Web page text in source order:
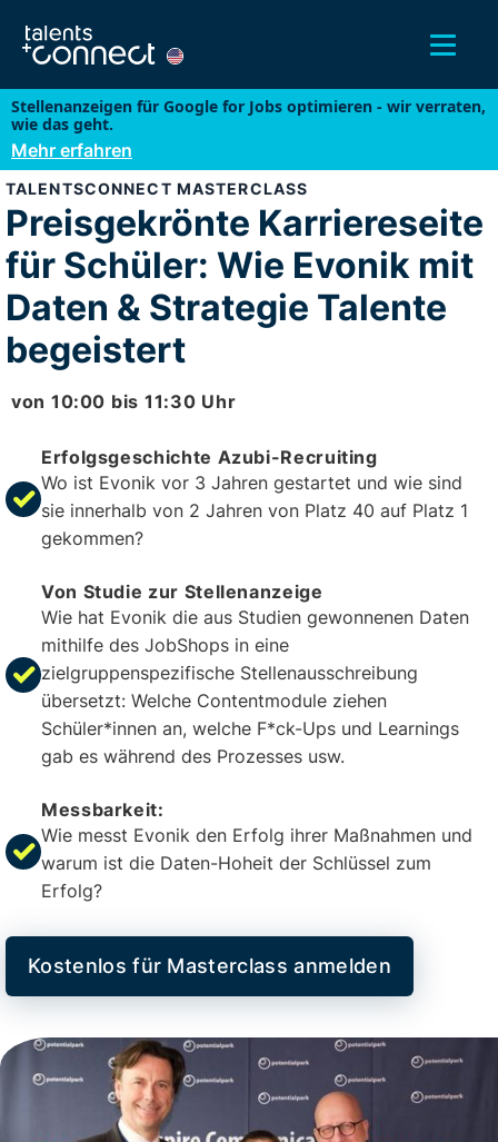
Stellenanzeigen für Google for Jobs optimieren - wir verraten,
wie das geht.
Mehr erfahren
TALENTSCONNECT MASTERCLASS
Preisgekrönte Karriereseite
für Schüler: Wie Evonik mit
Daten & Strategie Talente
begeistert
von 10:00 bis 11:30 Uhr
Erfolgsgeschichte Azubi-Recruiting
Wo ist Evonik vor 3 Jahren gestartet und wie sind
sie innerhalb von 2 Jahren von Platz 40 auf Platz 1
gekommen?
Von Studie zur Stellenanzeige
Wie hat Evonik die aus Studien gewonnenen Daten
mithilfe des JobShops in eine
zielgruppenspezifische Stellenausschreibung
übersetzt: Welche Contentmodule ziehen
Schüler*innen an, welche F*ck-Ups und Learnings
gab es während des Prozesses usw.
Messbarkeit:
Wie messt Evonik den Erfolg ihrer Maßnahmen und
warum ist die Daten-Hoheit der Schlüssel zum
Erfolg?
Kostenlos für Masterclass anmelden